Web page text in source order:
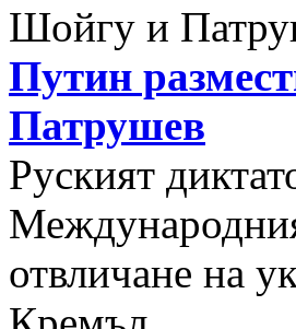
Путин
Патрушев
Руският
отвличане на